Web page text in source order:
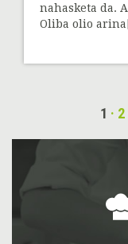
nahasketa da.
Oliba olio
1 2